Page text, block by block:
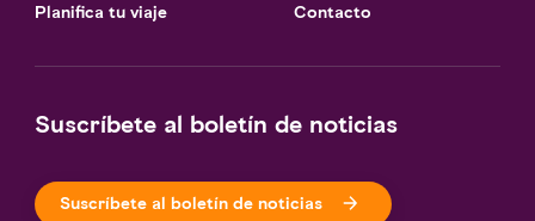
Planifica tu viaje Contacto
Suscríbete al boletín de noticias
Suscríbete al boletín de noticias